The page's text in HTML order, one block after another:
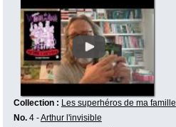
Collection : Les superhéros de ma famille
No.4 -Arthur l'invisible